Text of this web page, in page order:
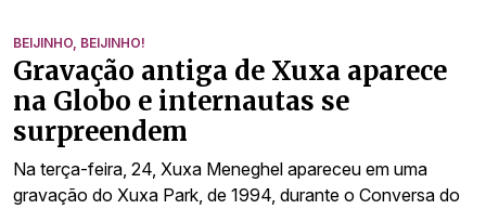
BEIJINHO, BEIJINHO!
Gravação antiga de Xuxa aparece
na Globo e internautas se
surpreendem
Na terça-feira, 24, Xuxa Meneghel apareceu em uma
gravação do Xuxa Park, de 1994, durante o Conversa do